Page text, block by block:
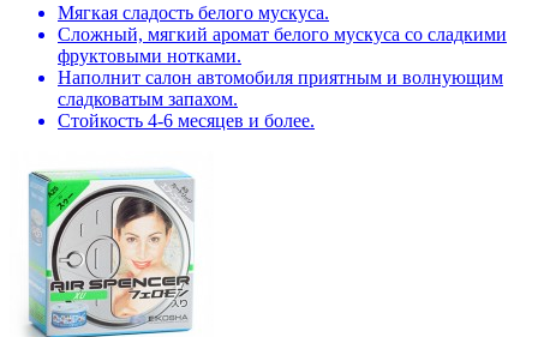
Мягкая сладость белого мускуса.
Сложный, мягкий аромат белого мускуса со сладкими
фруктовыми нотками.
Наполнит салон автомобиля приятным и волнующим
сладковатым запахом.
Стойкость 4-6 месяцев и более.